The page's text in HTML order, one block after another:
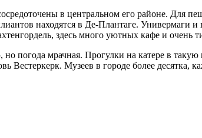
в центральном его районе. Для
находятся в Де-Плантаге. Универмаги и
здесь много уютных кафе и очень
погода мрачная. Прогулки на катере в
Вестеркерк. Музеев в городе более десятка,